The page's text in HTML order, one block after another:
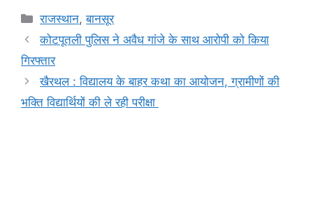
c
e
b
o
o
at
s
p
p
s
n
g
gr
m
y
n
e
Categories
राजस्थान,बानसूर
कोटपूतली पुलिस ने अवैध गांजे के साथ आरोपी को किया
गिरफ्तार
खैरथल : विद्यालय के बाहर कथा का आयोजन, ग्रामीणों की
भक्ति विद्यार्थियों की ले रही परीक्षा